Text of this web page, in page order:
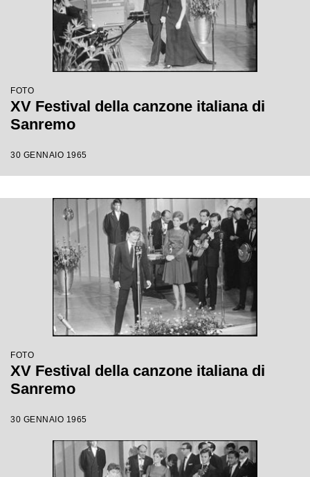
FOTO
XV Festival della canzone italiana di
Sanremo
30 GENNAIO 1965
FOTO
XV Festival della canzone italiana di
Sanremo
30 GENNAIO 1965